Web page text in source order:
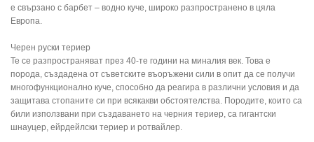
е свързано с барбет – водно куче, широко разпространено в цяла
Европа.
Черен руски териер
Те се разпространяват през 40-те години на миналия век. Това е
порода, създадена от съветските въоръжени сили в опит да се получи
многофункционално куче, способно да реагира в различни условия и да
защитава стопаните си при всякакви обстоятелства. Породите, които са
били използвани при създаването на черния териер, са гигантски
шнауцер, ейрдейлски териер и ротвайлер.